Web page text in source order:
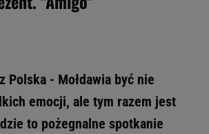
Polska - Mołdawia być nie
emocji, ale tym razem jest
to pożegnalne spotkanie